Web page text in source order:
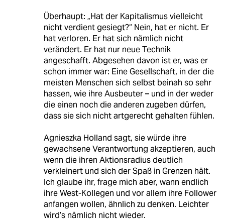
Überhaupt: „Hat der Kapitalismus vielleicht
nicht verdient gesiegt?“ Nein, hat er nicht. Er
hat verloren. Er hat sich nämlich nicht
verändert. Er hat nur neue Technik
angeschafft. Abgesehen davon ist er, was er
schon immer war: Eine Gesellschaft, in der die
meisten Menschen sich selbst beinah so sehr
hassen, wie ihre Ausbeuter – und in der weder
die einen noch die anderen zugeben dürfen,
dass sie sich nicht artgerecht gehalten fühlen.
Agnieszka Holland sagt, sie würde ihre
gewachsene Verantwortung akzeptieren, auch
wenn die ihren Aktionsradius deutlich
verkleinert und sich der Spaß in Grenzen hält.
Ich glaube ihr, frage mich aber, wann endlich
ihre West-Kollegen und vor allem ihre Follower
anfangen wollen, ähnlich zu denken. Leichter
wird’s nämlich nicht wieder.